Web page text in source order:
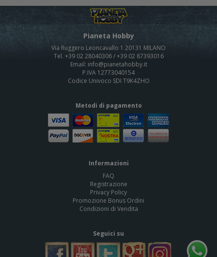
Pianeta Hobby
Via Ruggero Leoncavallo 1 20131 MILANO
Tel. +39 02 28040306 / +39 02 87393016
Email: info@pianetahobby.it
P.IVA 12773040154
Codice Univoco SDI T9K4ZHO
Metodi di pagamento
Informazioni
FAQ
Registrazione
Privacy Policy
Promozione Bonus Ordini
Condizioni di Vendita
Seguici su